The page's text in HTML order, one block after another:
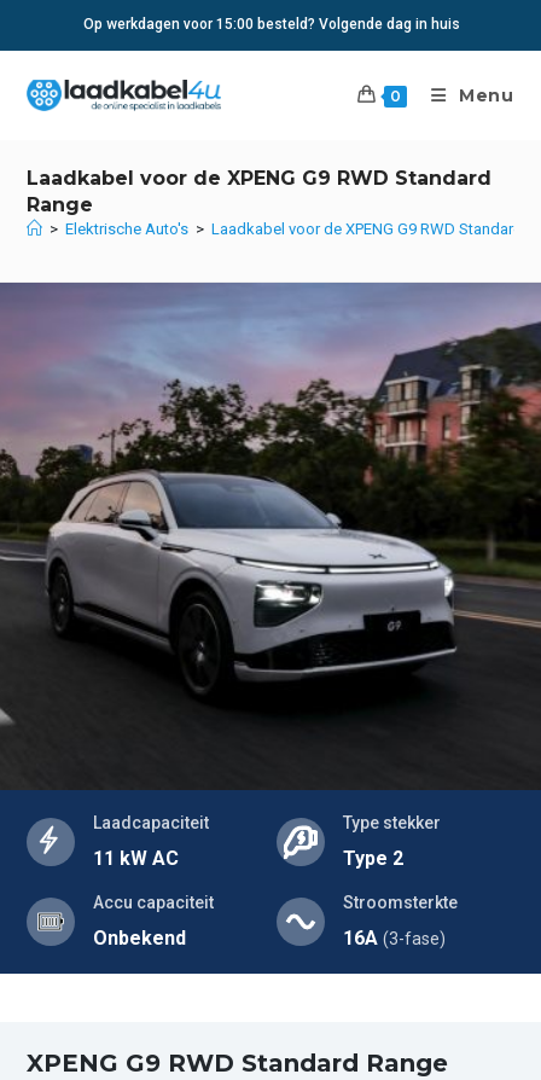
Op werkdagen voor 15:00 besteld? Volgende dag in huis
0 Menu
Laadkabel voor de XPENG G9 RWD Standard
Range
> Elektrische Auto's > Laadkabel voor de XPENG G9 RWD Standard
Laadcapaciteit
11 kW AC
Type stekker
Type 2
Accu capaciteit
Onbekend
Stroomsterkte
16A (3-fase)
XPENG G9 RWD Standard Range